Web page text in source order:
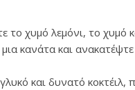
το χυμό λεμόνι, το χυμό
κανάτα και
και δυνατό κοκτέιλ,